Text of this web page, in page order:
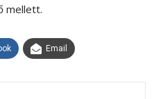
mellett.
Email